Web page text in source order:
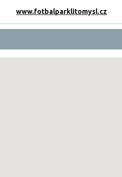
www.fotbalparklitomysl.cz